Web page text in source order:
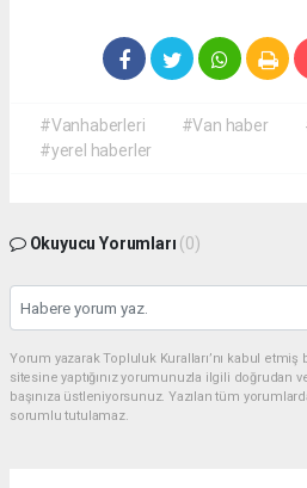
#Vanhaberleri #Van haber
#yerel haberler
Okuyucu Yorumları (0)
Yorum yazarak Topluluk Kuralları’nı kabul
sitesine yaptığınız yorumunuzla ilgili doğrudan
başınıza üstleniyorsunuz. Yazılan tüm
sorumlu tutulamaz.